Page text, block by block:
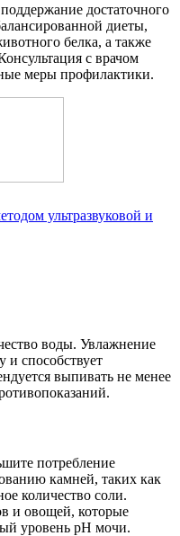
достаточного
диеты,
белка, а также
с врачом
меры профилактики.
ультразвуковой и
воды. Увлажнение
и способствует
выпивать не менее
потребление
камней, таких как
количество соли.
и овощей, которые
уровень pH мочи.